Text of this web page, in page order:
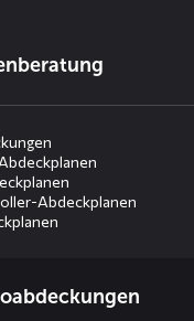
Abdeckplanen